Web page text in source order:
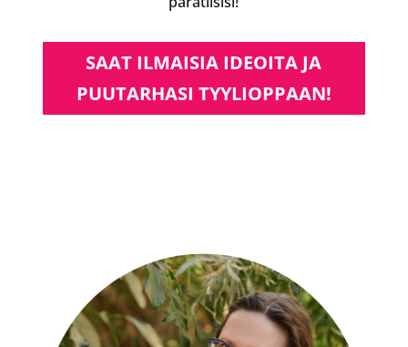
SAAT ILMAISIA IDEOITA JA
PUUTARHASI TYYLIOPPAAN!